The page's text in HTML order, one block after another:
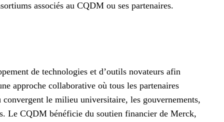
associés au CQDM ou ses partenaires.
de technologies et d’outils novateurs afin
approche collaborative où tous les partenaires
le milieu universitaire, les gouvernements,
Le CQDM bénéficie du soutien financier de Merck,